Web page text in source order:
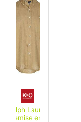
Ralph Lauren
Chemise en lin